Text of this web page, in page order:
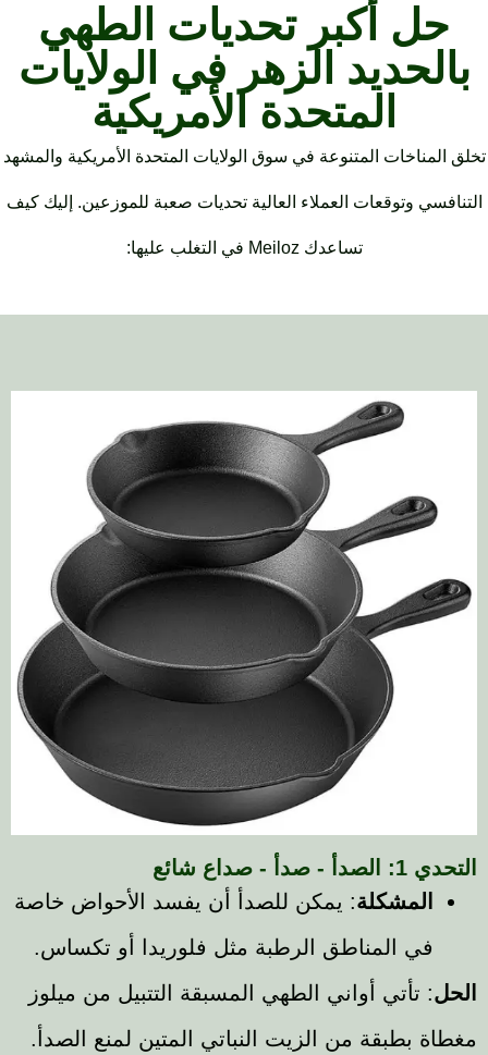
أكبر تحديات الطهي
الزهر في الولايات
المتحدة الأمريكية
المتنوعة في سوق الولايات المتحدة الأمريكية والمشهد
وتوقعات العملاء العالية تحديات صعبة للموزعين. إليك كيف
تساعدك Meiloz في التغلب عليها:
- صداع شائع
المشكلة: يمكن للصدأ أن يفسد الأحواض خاصة
في المناطق الرطبة مثل فلوريدا أو تكساس.
: تأتي أواني الطهي المسبقة التتبيل من ميلوز
بطبقة من الزيت النباتي المتين لمنع الصدأ.